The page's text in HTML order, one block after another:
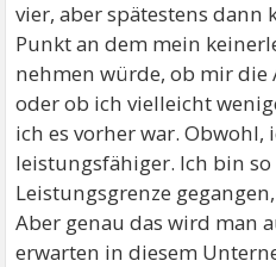
vier, aber spätestens dann
Punkt an dem mein
nehmen würde, ob mir die
oder ob ich vielleicht
ich es vorher war. Obwohl,
leistungsfähiger. Ich bin
Leistungsgrenze
Aber genau das wird man
erwarten in diesem